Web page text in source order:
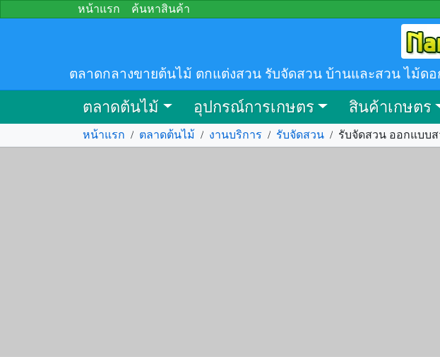
หน้าแรก ค้นหาสินค้า
ตลาดกลางขายต้นไม้ ตกแต่งสวน รับจัดสวน บ้านและสวน ไม้ด
ตลาดต้นไม้ อุปกรณ์การเกษตร สินค้าเกษตร
หน้าแรก / ตลาดต้นไม้ / งานบริการ / รับจัดสวน /